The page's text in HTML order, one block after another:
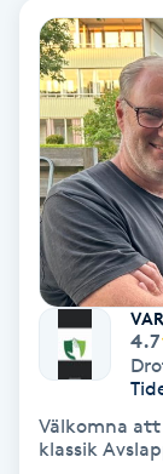
IPL
IR-massage
Japansk
Katun fransar
4.7
Välkomna